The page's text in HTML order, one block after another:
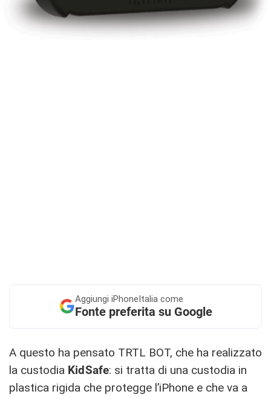
Aggiungi iPhoneItalia come
Fonte preferita su Google
A questo ha pensato TRTL BOT, che ha realizzato
la custodia KidSafe: si tratta di una custodia in
plastica rigida che protegge l’iPhone e che va a